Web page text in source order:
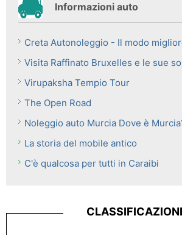
Informazioni auto
Creta Autonoleggio - Il modo
Visita Raffinato Bruxelles e le sue
Virupaksha Tempio Tour
The Open Road
Noleggio auto Murcia Dove è
La storia del mobile antico
C'è qualcosa per tutti in Caraibi